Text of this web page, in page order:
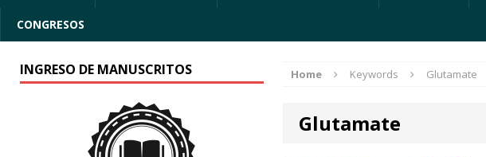
CONGRESOS
Home Keywords Glutamate
Glutamate
INGRESO DE MANUSCRITOS